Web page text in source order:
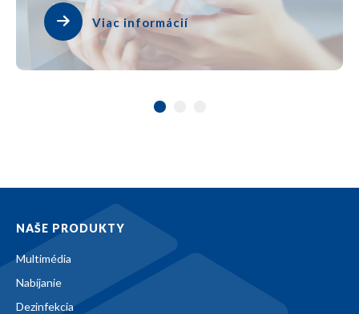
Viac informácií
NAŠE PRODUKTY
Multimédia
Nabíjanie
Dezinfekcia